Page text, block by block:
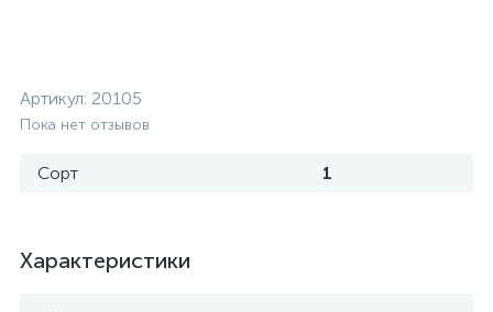
Артикул: 20105
Пока нет отзывов
Сорт 1
Характеристики